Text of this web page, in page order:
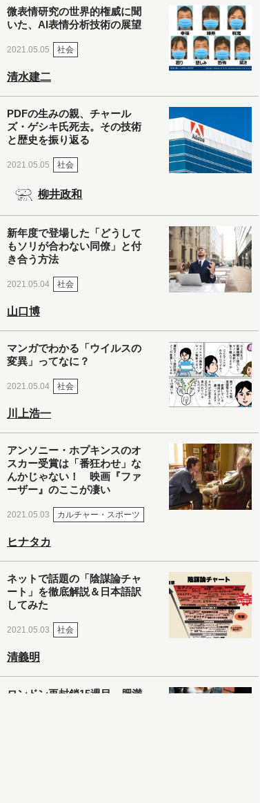
微表情研究の世界的権威に聞
いた、AI表情分析技術の展望
2021.05.05 社会
清水建二
PDFの生みの親、チャール
ズ・ゲシキ氏死去。その技術
と歴史を振り返る
2021.05.05 社会
柳井政和
新年度で登場した「どうして
もソリが合わない同僚」と付
き合う方法
2021.05.04 社会
山口博
マンガでわかる「ウイルスの
変異」ってなに？
2021.05.04 社会
川上浩一
アンソニー・ホプキンスのオ
スカー受賞は「番狂わせ」な
んかじゃない！ 映画『ファ
ーザー』のここが凄い
2021.05.03 カルチャー・スポーツ
ヒナタカ
ネットで話題の「陰謀論チャ
ート」を徹底解説＆日本語訳
してみた
2021.05.03 社会
清義明
ロンドン再封鎖15週目。肥満